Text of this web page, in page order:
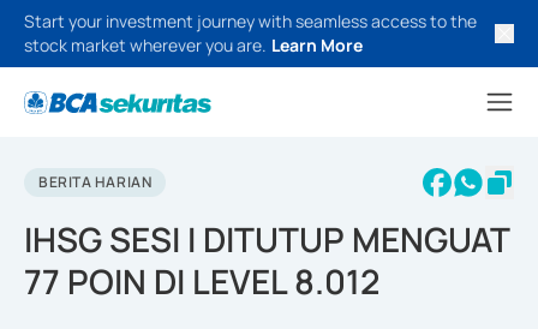
Start your investment journey with seamless access to the
stock market wherever you are. Learn More
BERITA HARIAN
IHSG SESI I DITUTUP MENGUAT
77 POIN DI LEVEL 8.012